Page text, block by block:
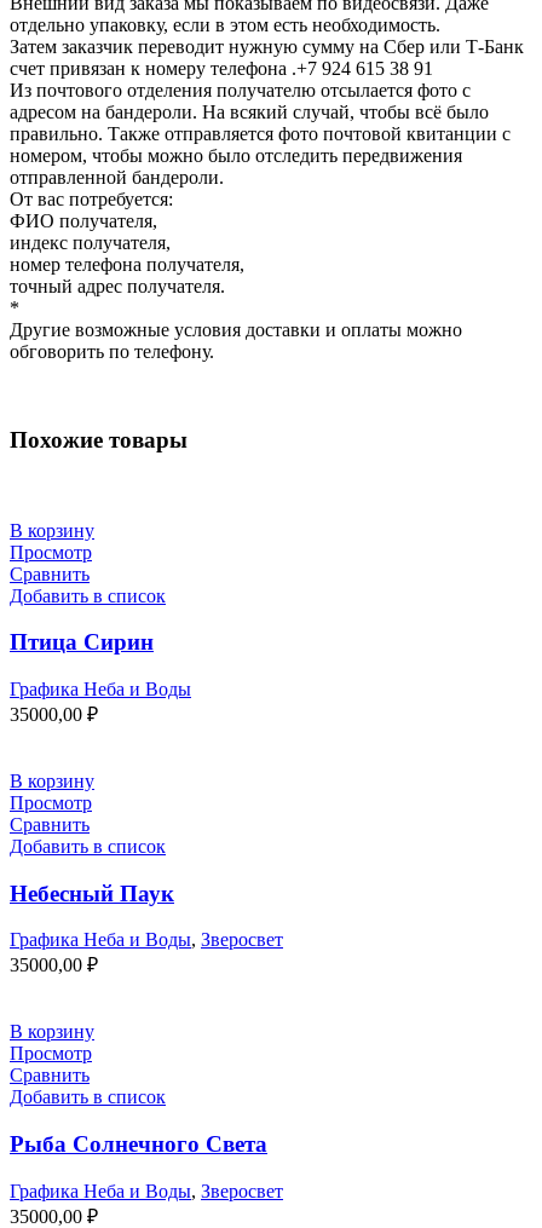
отдельно упаковку, если в этом есть необходимость.
Затем заказчик переводит нужную сумму на Сбер или Т-Банк
счет привязан к номеру телефона .+7 924 615 38 91
Из почтового отделения получателю отсылается фото с
адресом на бандероли. На всякий случай, чтобы всё было
правильно. Также отправляется фото почтовой квитанции с
номером, чтобы можно было отследить передвижения
отправленной бандероли.
От вас потребуется:
ФИО получателя,
индекс получателя,
номер телефона получателя,
точный адрес получателя.
*
Другие возможные условия доставки и оплаты можно
обговорить по телефону.
Похожие товары
В корзину
Просмотр
Сравнить
Добавить в список
Птица Сирин
Графика Неба и Воды
35000,00 ₽
В корзину
Просмотр
Сравнить
Добавить в список
Небесный Паук
Графика Неба и Воды, Зверосвет
35000,00 ₽
В корзину
Просмотр
Сравнить
Добавить в список
Рыба Солнечного Света
Графика Неба и Воды, Зверосвет
35000,00 ₽